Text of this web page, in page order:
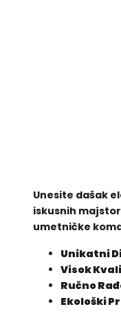
Unesite dašak
iskusnih
umetničke
Unikatni
Visok
Ručno
Ekološki